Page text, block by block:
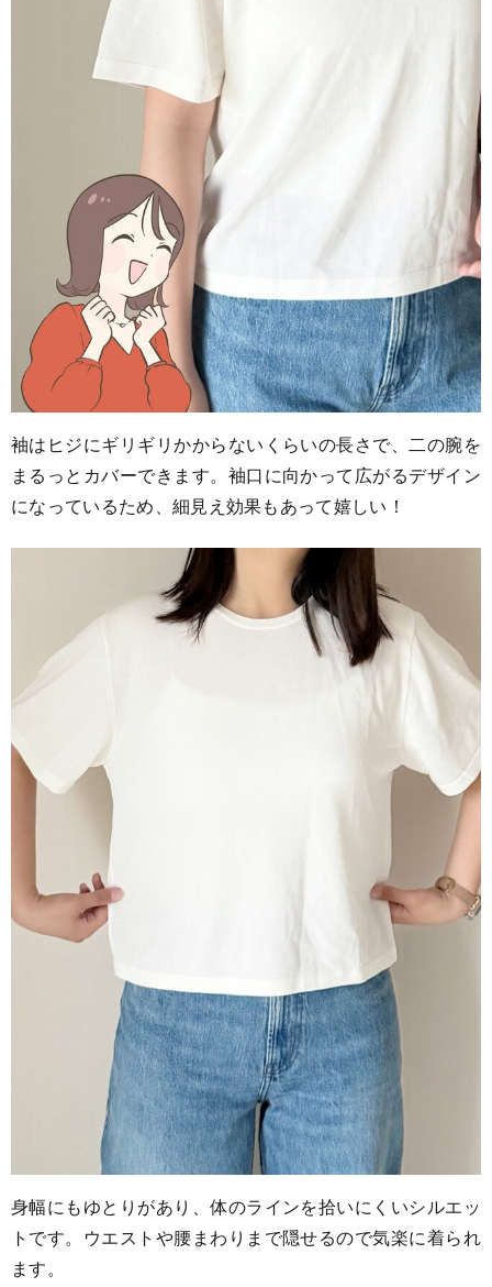
袖はヒジにギリギリかからないくらいの長さで、二の腕を
まるっとカバーできます。袖口に向かって広がるデザイン
になっているため、細見え効果もあって嬉しい！
身幅にもゆとりがあり、体のラインを拾いにくいシルエッ
トです。ウエストや腰まわりまで隠せるので気楽に着られ
ます。